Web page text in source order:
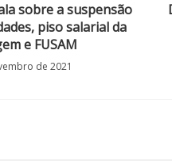
sobre a suspensão
piso salarial da
e FUSAM
de 2021